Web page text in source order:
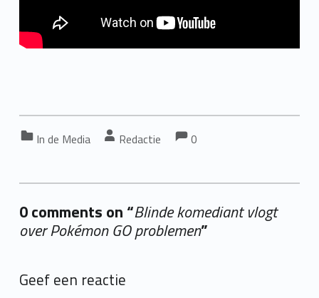
In de Media Redactie
Comments:
0
0 comments on “Blinde komediant vlogt
over Pokémon GO problemen”
Geef een reactie